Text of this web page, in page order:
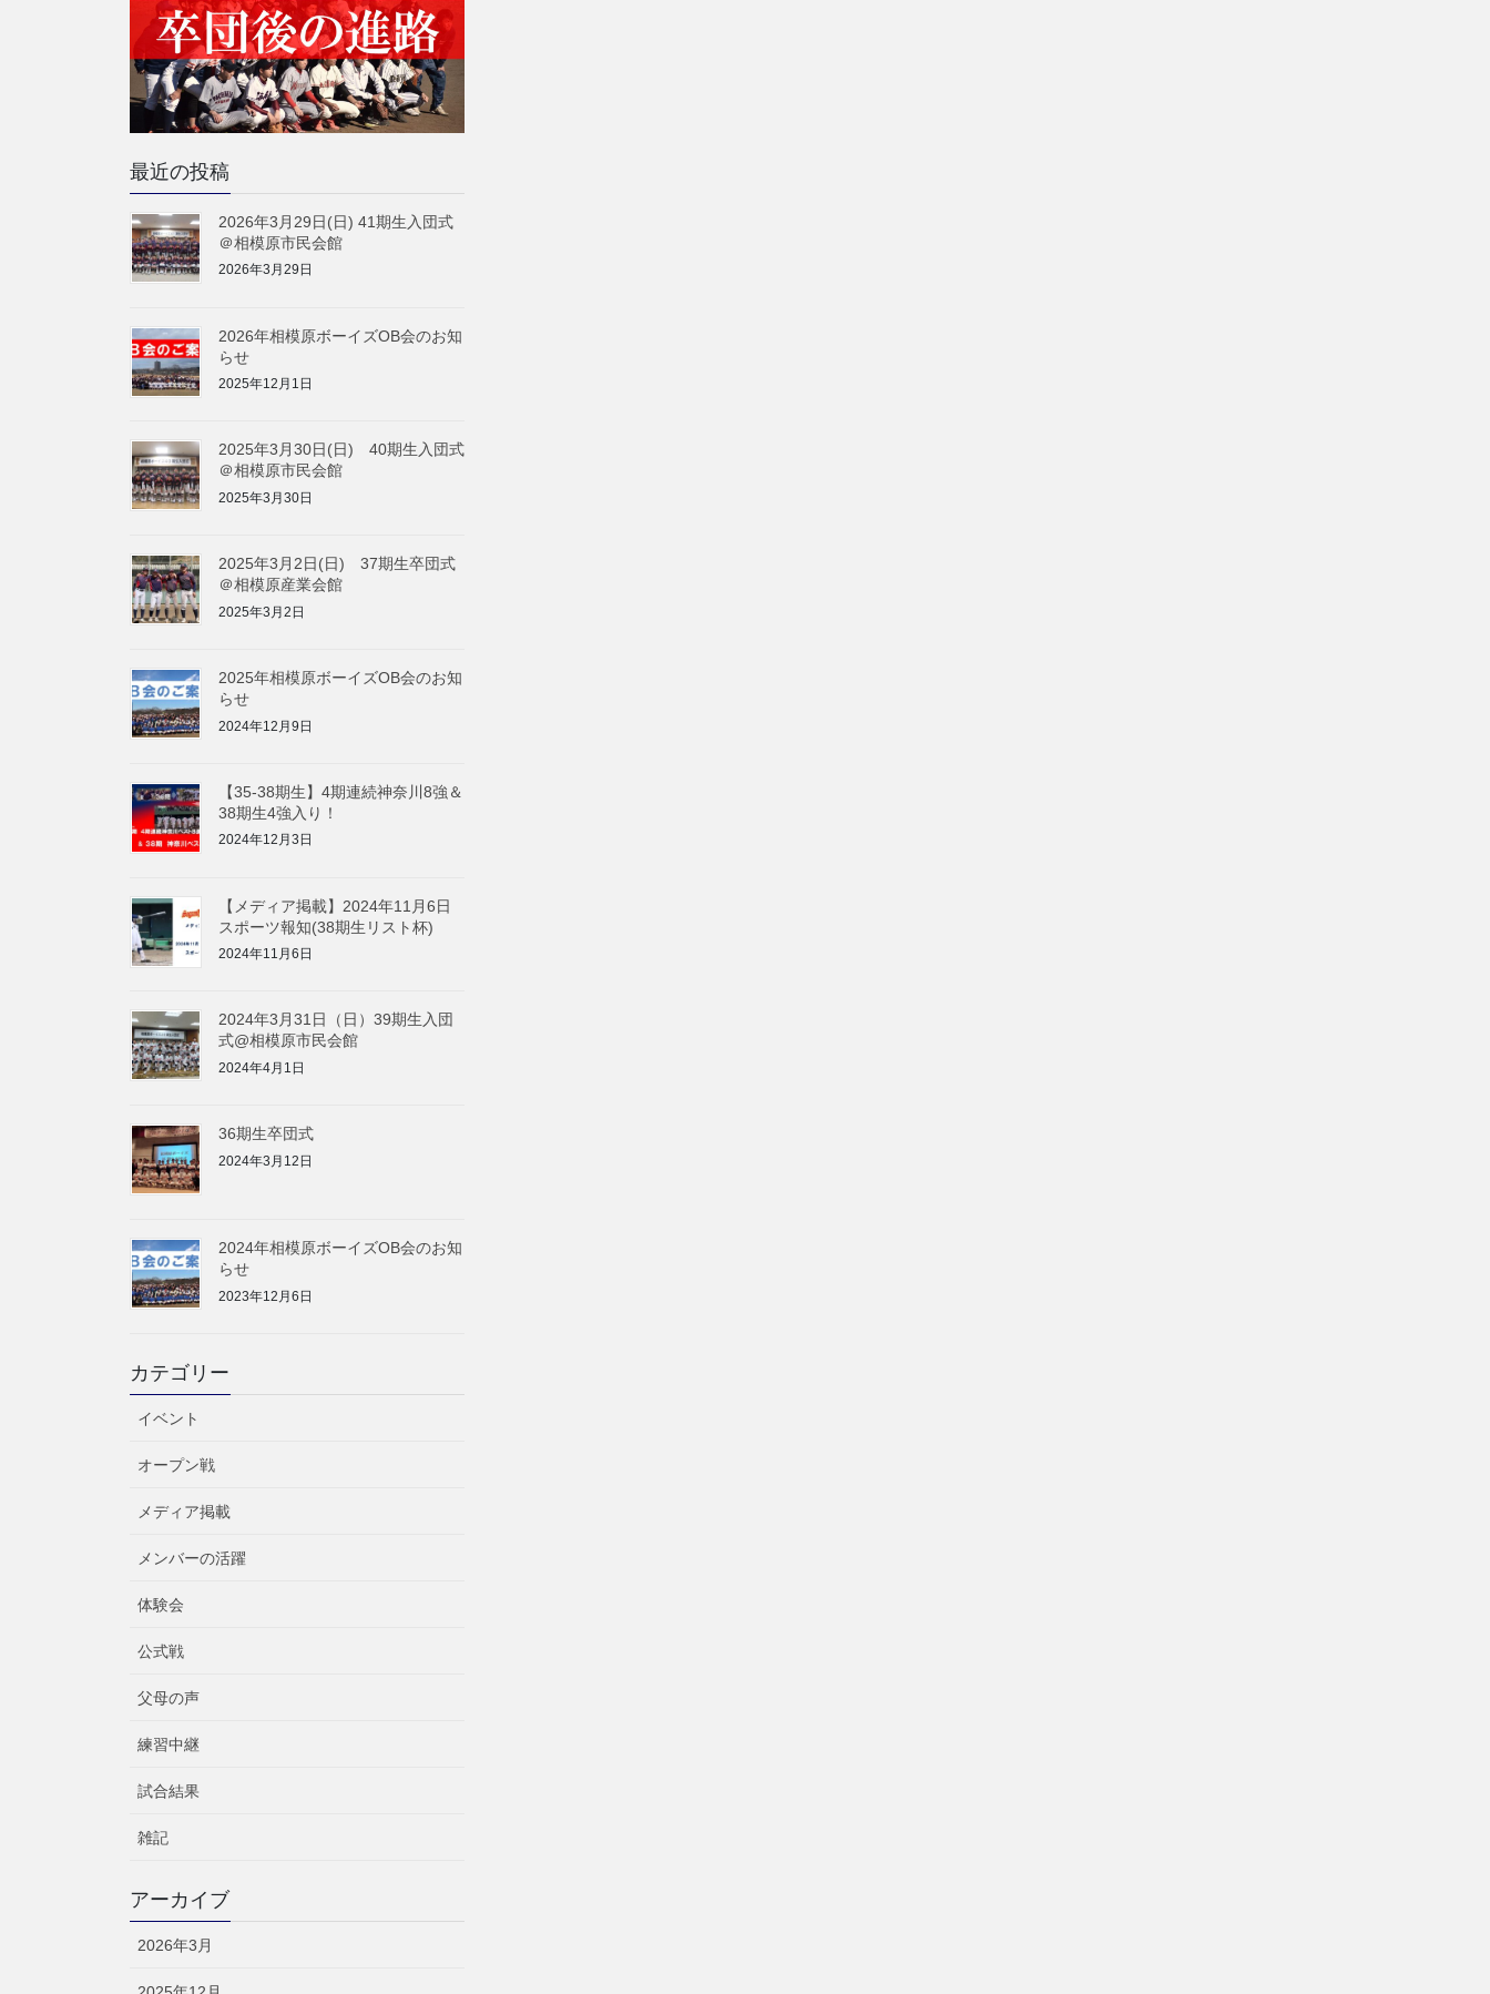
最近の投稿
2026年3月29日(日) 41期生入団式
＠相模原市民会館
2026年3月29日
2026年相模原ボーイズOB会のお知
らせ
2025年12月1日
2025年3月30日(日) 40期生入団式
＠相模原市民会館
2025年3月30日
2025年3月2日(日) 37期生卒団式
＠相模原産業会館
2025年3月2日
2025年相模原ボーイズOB会のお知
らせ
2024年12月9日
【35-38期生】4期連続神奈川8強＆
38期生4強入り！
2024年12月3日
【メディア掲載】2024年11月6日
スポーツ報知(38期生リスト杯)
2024年11月6日
2024年3月31日（日）39期生入団
式@相模原市民会館
2024年4月1日
36期生卒団式
2024年3月12日
2024年相模原ボーイズOB会のお知
らせ
2023年12月6日
カテゴリー
イベント
オープン戦
メディア掲載
メンバーの活躍
体験会
公式戦
父母の声
練習中継
試合結果
雑記
アーカイブ
2026年3月